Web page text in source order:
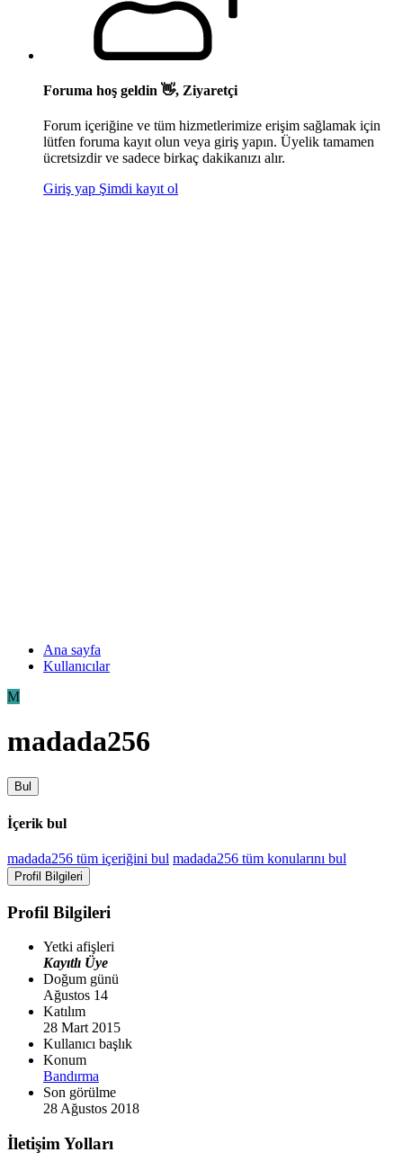
Foruma hoş geldin 👋, Ziyaretçi
Forum içeriğine ve tüm hizmetlerimize erişim sağlamak için
lütfen foruma kayıt olun veya giriş yapın. Üyelik tamamen
ücretsizdir ve sadece birkaç dakikanızı alır.
Giriş yap Şimdi kayıt ol
Ana sayfa
Kullanıcılar
M
madada256
Bul
İçerik bul
madada256 tüm içeriğini bul madada256 tüm konularını bul
Profil Bilgileri
Profil Bilgileri
Yetki afişleri
Kayıtlı Üye
Doğum günü
Ağustos 14
Katılım
28 Mart 2015
Kullanıcı başlık
Konum
Bandırma
Son görülme
28 Ağustos 2018
İletişim Yolları